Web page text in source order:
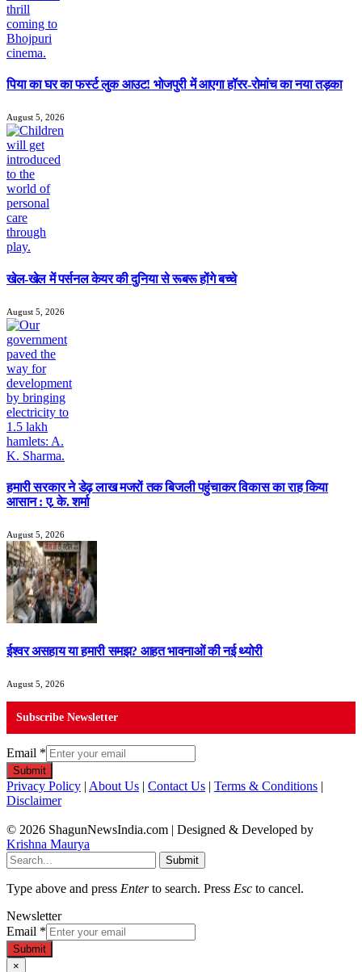
पिया का घर का फर्स्ट लुक आउट! भोजपुरी में आएगा हॉरर-रोमांच का नया तड़का
August 5, 2026
खेल-खेल में पर्सनल केयर की दुनिया से रूबरू होंगे बच्चे
August 5, 2026
हमारी सरकार ने डेढ़ लाख मजरों तक बिजली पहुंचाकर विकास का राह किया
आसान : ए. के. शर्मा
August 5, 2026
ईश्वर असहाय या हमारी समझ? आहत भावनाओं की नई थ्योरी
August 5, 2026
Subscribe Newsletter
Email *
Submit
Privacy Policy | About Us | Contact Us | Terms & Conditions |
Disclaimer
© 2026 ShagunNewsIndia.com | Designed & Developed by
Krishna Maurya
Submit
Type above and press Enterto search. Press Esc to cancel.
Newsletter
Email *
Submit
×